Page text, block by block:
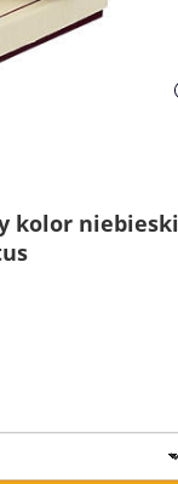
kolor niebieski